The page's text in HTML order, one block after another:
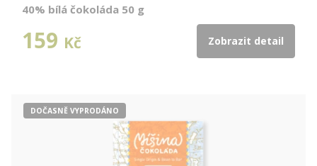
40% bílá čokoláda 50 g
159 Kč Zobrazit detail
DOČASNĚ VYPRODÁNO